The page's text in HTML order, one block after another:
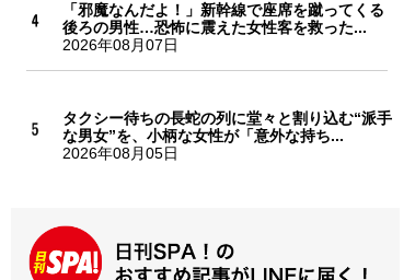
「邪魔なんだよ！」新幹線で座席を蹴ってくる
後ろの男性…恐怖に震えた女性客を救った...
2026年08月07日
タクシー待ちの長蛇の列に堂々と割り込む“派手
な男女”を、小柄な女性が「意外な持ち...
2026年08月05日